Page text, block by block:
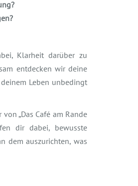
Klarheit darüber zu
entdecken wir deine
Leben unbedingt
„Das Café am Rande
dir dabei, bewusste
dem auszurichten, was